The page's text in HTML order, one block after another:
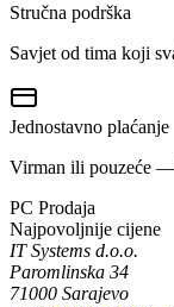
Stručna podrška
Savjet od tima koji
Jednostavno plaćanje
Virman ili pouzeće
PC Prodaja
Najpovoljnije cijene
IT Systems d.o.o.
Paromlinska 34
71000 Sarajevo